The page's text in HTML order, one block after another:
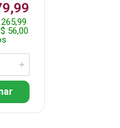
56,00